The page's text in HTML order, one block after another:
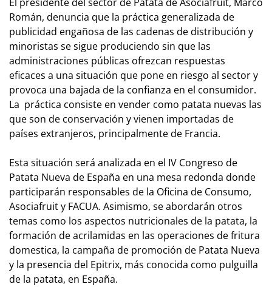
El presidente del sector de Patata de Asociafruit, Marco
Román, denuncia que la práctica generalizada de
publicidad engañosa de las cadenas de distribución y
minoristas se sigue produciendo sin que las
administraciones públicas ofrezcan respuestas
eficaces a una situación que pone en riesgo al sector y
provoca una bajada de la confianza en el consumidor.
La práctica consiste en vender como patata nuevas las
que son de conservación y vienen importadas de
países extranjeros, principalmente de Francia.
Esta situación será analizada en el IV Congreso de
Patata Nueva de España en una mesa redonda donde
participarán responsables de la Oficina de Consumo,
Asociafruit y FACUA. Asimismo, se abordarán otros
temas como los aspectos nutricionales de la patata, la
formación de acrilamidas en las operaciones de fritura
domestica, la campaña de promoción de Patata Nueva
y la presencia del Epitrix, más conocida como pulguilla
de la patata, en España.